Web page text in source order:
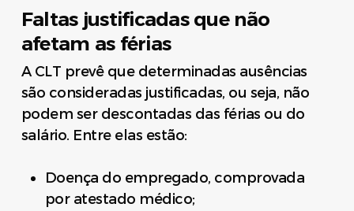
Faltas justificadas que não
afetam as férias
A CLT prevê que determinadas ausências
são consideradas justificadas, ou seja, não
podem ser descontadas das férias ou do
salário. Entre elas estão:
Doença do empregado, comprovada
por atestado médico;